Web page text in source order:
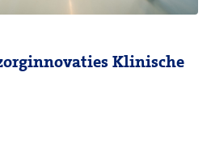
Klinische